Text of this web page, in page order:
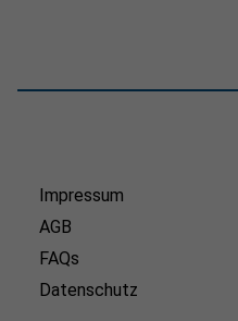
Impressum
AGB
FAQs
Datenschutz